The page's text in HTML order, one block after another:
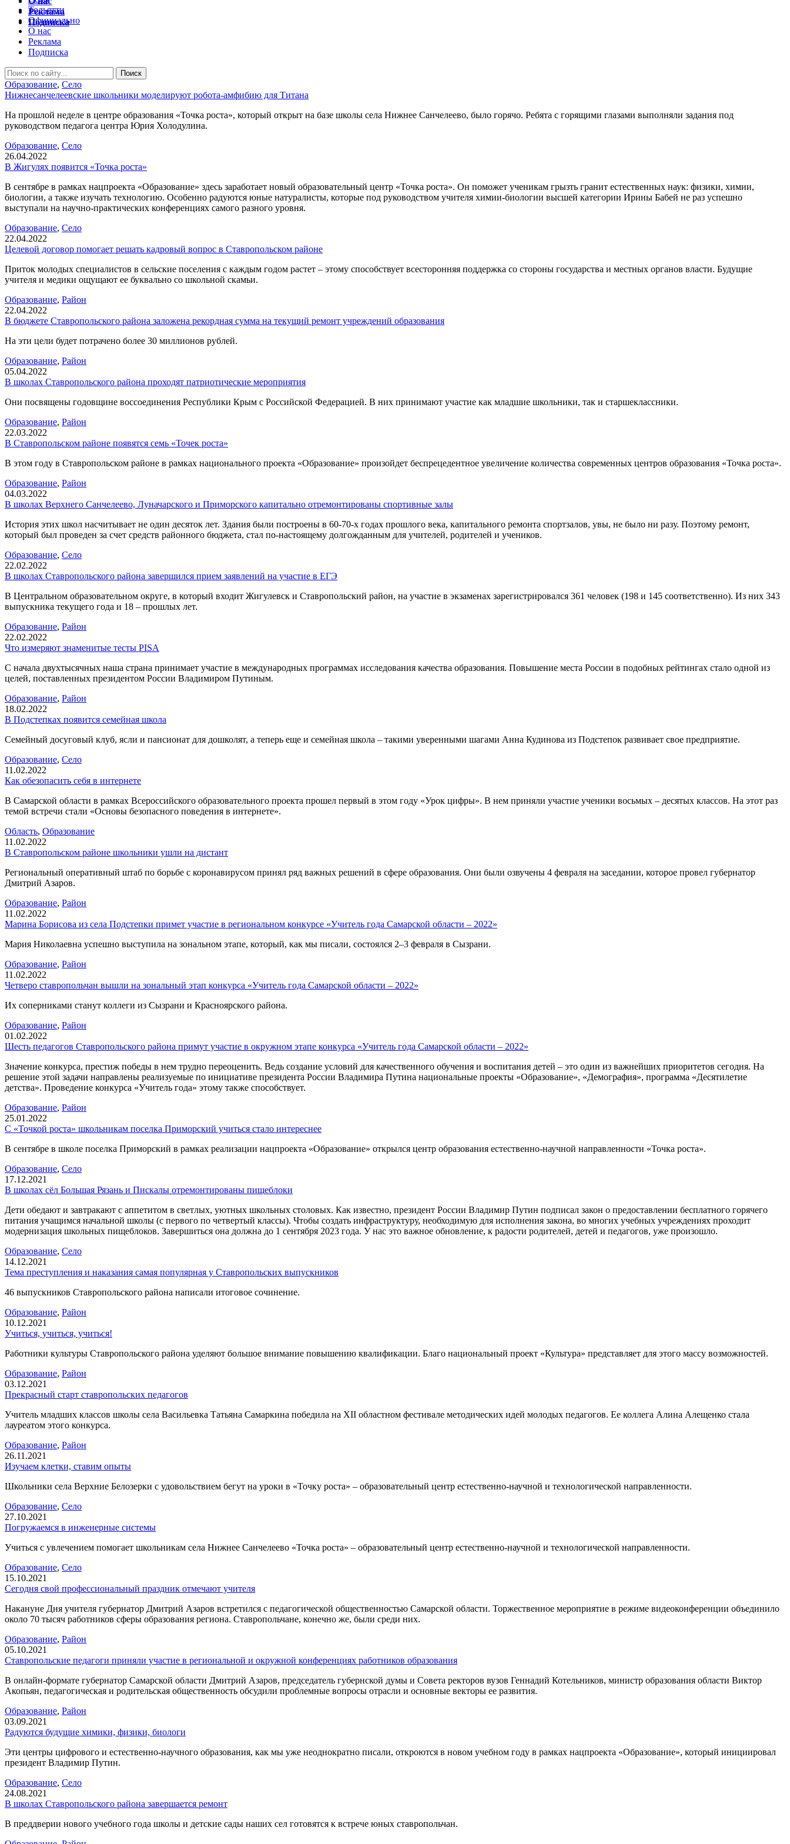
Тольятти
Официально
О нас
Реклама
Подписка
Образование, Село
Нижнесанчелеевские школьники моделируют робота-амфибию для Титана
На прошлой неделе в центре образования «Точка роста», который открыт на базе школы села Нижнее Санчелеево, было горячо. Ребята с горящими глазами выполняли задания под
руководством педагога центра Юрия Холодулина.
Образование, Село
26.04.2022
В Жигулях появится «Точка роста»
В сентябре в рамках нацпроекта «Образование» здесь заработает новый образовательный центр «Точка роста». Он поможет ученикам грызть гранит естественных наук: физики, химии,
биологии, а также изучать технологию. Особенно радуются юные натуралисты, которые под руководством учителя химии-биологии высшей категории Ирины Бабей не раз успешно
выступали на научно-практических конференциях самого разного уровня.
Образование, Село
22.04.2022
Целевой договор помогает решать кадровый вопрос в Ставропольском районе
Приток молодых специалистов в сельские поселения с каждым годом растет – этому способствует всесторонняя поддержка со стороны государства и местных органов власти. Будущие
учителя и медики ощущают ее буквально со школьной скамьи.
Образование, Район
22.04.2022
В бюджете Ставропольского района заложена рекордная сумма на текущий ремонт учреждений образования
На эти цели будет потрачено более 30 миллионов рублей.
Образование, Район
05.04.2022
В школах Ставропольского района проходят патриотические мероприятия
Они посвящены годовщине воссоединения Республики Крым с Российской Федерацией. В них принимают участие как младшие школьники, так и старшеклассники.
Образование, Район
22.03.2022
В Ставропольском районе появятся семь «Точек роста»
В этом году в Ставропольском районе в рамках национального проекта «Образование» произойдет беспрецедентное увеличение количества современных центров образования «Точка роста».
Образование, Район
04.03.2022
В школах Верхнего Санчелеево, Луначарского и Приморского капитально отремонтированы спортивные залы
История этих школ насчитывает не один десяток лет. Здания были построены в 60-70-х годах прошлого века, капитального ремонта спортзалов, увы, не было ни разу. Поэтому ремонт,
который был проведен за счет средств районного бюджета, стал по-настоящему долгожданным для учителей, родителей и учеников.
Образование, Село
22.02.2022
В школах Ставропольского района завершился прием заявлений на участие в ЕГЭ
В Центральном образовательном округе, в который входит Жигулевск и Ставропольский район, на участие в экзаменах зарегистрировался 361 человек (198 и 145 соответственно). Из них 343
выпускника текущего года и 18 – прошлых лет.
Образование, Район
22.02.2022
Что измеряют знаменитые тесты PISA
С начала двухтысячных наша страна принимает участие в международных программах исследования качества образования. Повышение места России в подобных рейтингах стало одной из
целей, поставленных президентом России Владимиром Путиным.
Образование, Район
18.02.2022
В Подстепках появится семейная школа
Семейный досуговый клуб, ясли и пансионат для дошколят, а теперь еще и семейная школа – такими уверенными шагами Анна Кудинова из Подстепок развивает свое предприятие.
Образование, Село
11.02.2022
Как обезопасить себя в интернете
В Самарской области в рамках Всероссийского образовательного проекта прошел первый в этом году «Урок цифры». В нем приняли участие ученики восьмых – десятых классов. На этот раз
темой встречи стали «Основы безопасного поведения в интернете».
Область, Образование
11.02.2022
В Ставропольском районе школьники ушли на дистант
Региональный оперативный штаб по борьбе с коронавирусом принял ряд важных решений в сфере образования. Они были озвучены 4 февраля на заседании, которое провел губернатор
Дмитрий Азаров.
Образование, Район
11.02.2022
Марина Борисова из села Подстепки примет участие в региональном конкурсе «Учитель года Самарской области – 2022»
Мария Николаевна успешно выступила на зональном этапе, который, как мы писали, состоялся 2–3 февраля в Сызрани.
Образование, Район
11.02.2022
Четверо ставропольчан вышли на зональный этап конкурса «Учитель года Самарской области – 2022»
Их соперниками станут коллеги из Сызрани и Красноярского района.
Образование, Район
01.02.2022
Шесть педагогов Ставропольского района примут участие в окружном этапе конкурса «Учитель года Самарской области – 2022»
Значение конкурса, престиж победы в нем трудно переоценить. Ведь создание условий для качественного обучения и воспитания детей – это один из важнейших приоритетов сегодня. На
решение этой задачи направлены реализуемые по инициативе президента России Владимира Путина национальные проекты «Образование», «Демография», программа «Десятилетие
детства». Проведение конкурса «Учитель года» этому также способствует.
Образование, Район
25.01.2022
С «Точкой роста» школьникам поселка Приморский учиться стало интереснее
В сентябре в школе поселка Приморский в рамках реализации нацпроекта «Образование» открылся центр образования естественно-научной направленности «Точка роста».
Образование, Село
17.12.2021
В школах сёл Большая Рязань и Пискалы отремонтированы пищеблоки
Дети обедают и завтракают с аппетитом в светлых, уютных школьных столовых. Как известно, президент России Владимир Путин подписал закон о предоставлении бесплатного горячего
питания учащимся начальной школы (с первого по четвертый классы). Чтобы создать инфраструктуру, необходимую для исполнения закона, во многих учебных учреждениях проходит
модернизация школьных пищеблоков. Завершиться она должна до 1 сентября 2023 года. У нас это важное обновление, к радости родителей, детей и педагогов, уже произошло.
Образование, Село
14.12.2021
Тема преступления и наказания самая популярная у Ставропольских выпускников
46 выпускников Ставропольского района написали итоговое сочинение.
Образование, Район
10.12.2021
Учиться, учиться, учиться!
Работники культуры Ставропольского района уделяют большое внимание повышению квалификации. Благо национальный проект «Культура» представляет для этого массу возможностей.
Образование, Район
03.12.2021
Прекрасный старт ставропольских педагогов
Учитель младших классов школы села Васильевка Татьяна Самаркина победила на XII областном фестивале методических идей молодых педагогов. Ее коллега Алина Алещенко стала
лауреатом этого конкурса.
Образование, Район
26.11.2021
Изучаем клетки, ставим опыты
Школьники села Верхние Белозерки с удовольствием бегут на уроки в «Точку роста» – образовательный центр естественно-научной и технологической направленности.
Образование, Село
27.10.2021
Погружаемся в инженерные системы
Учиться с увлечением помогает школьникам села Нижнее Санчелеево «Точка роста» – образовательный центр естественно-научной и технологической направленности.
Образование, Село
15.10.2021
Сегодня свой профессиональный праздник отмечают учителя
Накануне Дня учителя губернатор Дмитрий Азаров встретился с педагогической общественностью Самарской области. Торжественное мероприятие в режиме видеоконференции объединило
около 70 тысяч работников сферы образования региона. Ставропольчане, конечно же, были среди них.
Образование, Район
05.10.2021
Ставропольские педагоги приняли участие в региональной и окружной конференциях работников образования
В онлайн-формате губернатор Самарской области Дмитрий Азаров, председатель губернской думы и Совета ректоров вузов Геннадий Котельников, министр образования области Виктор
Акопьян, педагогическая и родительская общественность обсудили проблемные вопросы отрасли и основные векторы ее развития.
Образование, Район
03.09.2021
Радуются будущие химики, физики, биологи
Эти центры цифрового и естественно-научного образования, как мы уже неоднократно писали, откроются в новом учебном году в рамках нацпроекта «Образование», который инициировал
президент Владимир Путин.
Образование, Село
24.08.2021
В школах Ставропольского района завершается ремонт
В преддверии нового учебного года школы и детские сады наших сел готовятся к встрече юных ставропольчан.
Реклама
Подписка